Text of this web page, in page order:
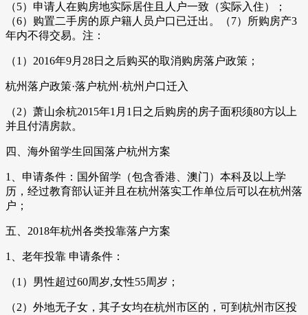
（5）申请人在购房地实际居住且人户一致（实际入住）；
（6）购置二手房的原户籍人员户口已迁出。（7）所购房产3
年内不得交易。注：
（1）2016年9月28日之后购买的取消购房落户政策；
杭州落户政策·落户杭州·杭州户口迁入
（2）萧山余杭2015年1月1日之后购房的房子面积须80方以上
并且付清房款。
四、海外留学生回国落户杭州方案
1、申请条件：国外留学（包含香港、澳门）本科及以上学
历，经过教育部认证并且在杭州落实工作单位后可以在杭州落
户；
五、2018年杭州各类投靠落户方案
1、老年投靠 申请条件：
（1）男性超过60周岁,女性55周岁；
（2）外地无子女，其子女均在杭州市区的，可到杭州市区投